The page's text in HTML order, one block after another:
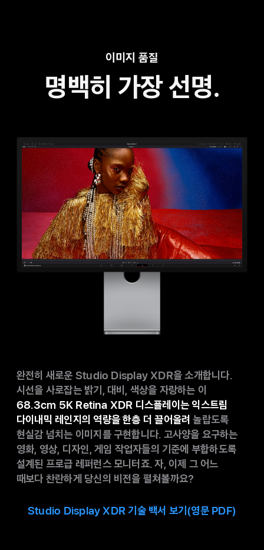
이미지 품질
명백히 가장 선명.
완전히 새로운 Studio Display XDR을 소개합니다.
시선을 사로잡는 밝기, 대비, 색상을 자랑하는 이
68.3cm 5K Retina XDR 디스플레이는 익스트림
다이내믹 레인지의 역량을 한층 더 끌어올려 놀랍도록
현실감 넘치는 이미지를 구현합니다. 고사양을 요구하는
영화, 영상, 디자인, 게임 작업자들의 기준에 부합하도록
설계된 프로급 레퍼런스 모니터죠. 자, 이제 그 어느
때보다 찬란하게 당신의 비전을 펼쳐볼까요?
Studio Display XDR 기술 백서 보기(영문 PDF)